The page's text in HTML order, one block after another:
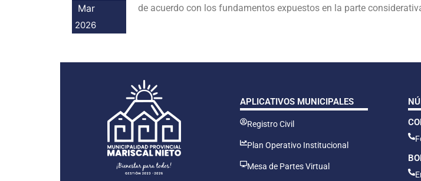
Mar
2026
de acuerdo con los fundamentos expuestos en la parte
APLICATIVOS MUNICIPALES
Registro Civil
Plan Operativo Institucional
Mesa de Partes Virtual